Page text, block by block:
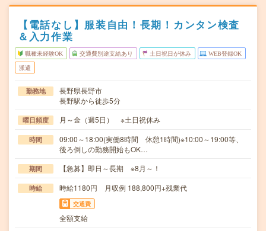
【電話なし】服装自由！長期！カンタン検査
＆入力作業
職種未経験OK 交通費別途支給あり 土日祝日が休み WEB登録OK
派遣
勤務地
長野県長野市
長野駅から徒歩5分
曜日頻度 月～金（週5日） ※土日祝休み
時間
09:00～18:00(実働8時間 休憩1時間)※10:00～19:00等、
後ろ倒しの勤務開始もOK…
期間 【急募】即日～長期 ※8月～！
時給 時給1180円 月収例 188,800円+残業代
交通費
全額支給